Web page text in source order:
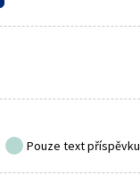
Pouze text příspěvku